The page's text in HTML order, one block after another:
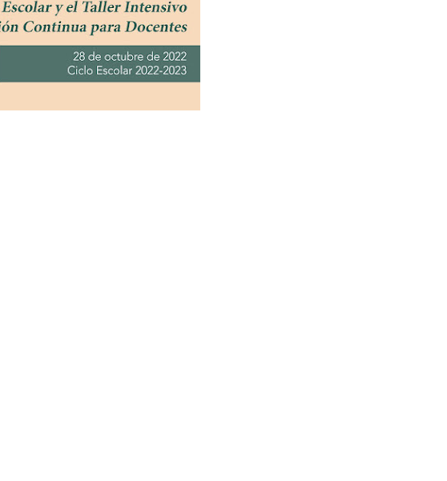
para colorear dragones ¡Gracias por tu visita! 😉
No olvides compartir nuestra página y unirte a
contenido educativo 👉 Grupo de Facebook
a: Grupos de WhatsApp y seguir a Salón didáctico
variedad d...